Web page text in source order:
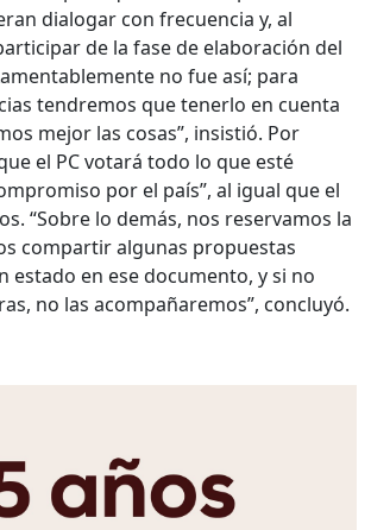
dialogar con frecuencia y, al
de la fase de elaboración del
no fue así; para
tendremos que tenerlo en cuenta
mejor las cosas”, insistió. Por
el PC votará todo lo que esté
por el país”, al igual que el
“Sobre lo demás, nos reservamos la
compartir algunas propuestas
estado en ese documento, y si no
no las acompañaremos”, concluyó.